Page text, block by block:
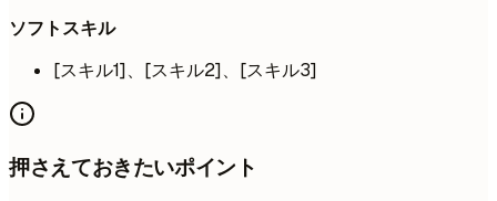
ソフトスキル
[スキル1]、[スキル2]、[スキル3]
押さえておきたいポイント